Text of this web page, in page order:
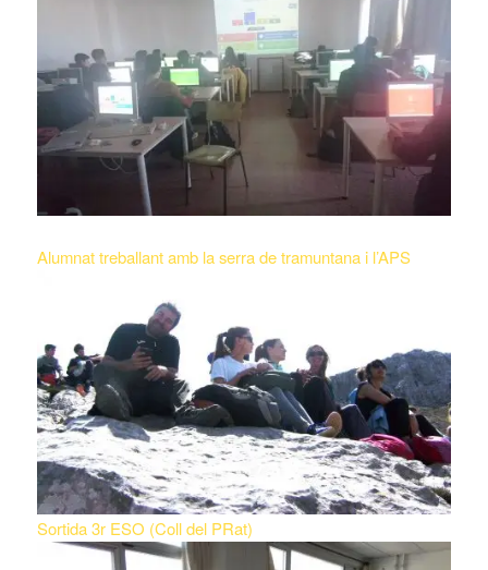
Alumnat treballant amb la serra de tramuntana i l’APS
Sortida 3r ESO (Coll del PRat)